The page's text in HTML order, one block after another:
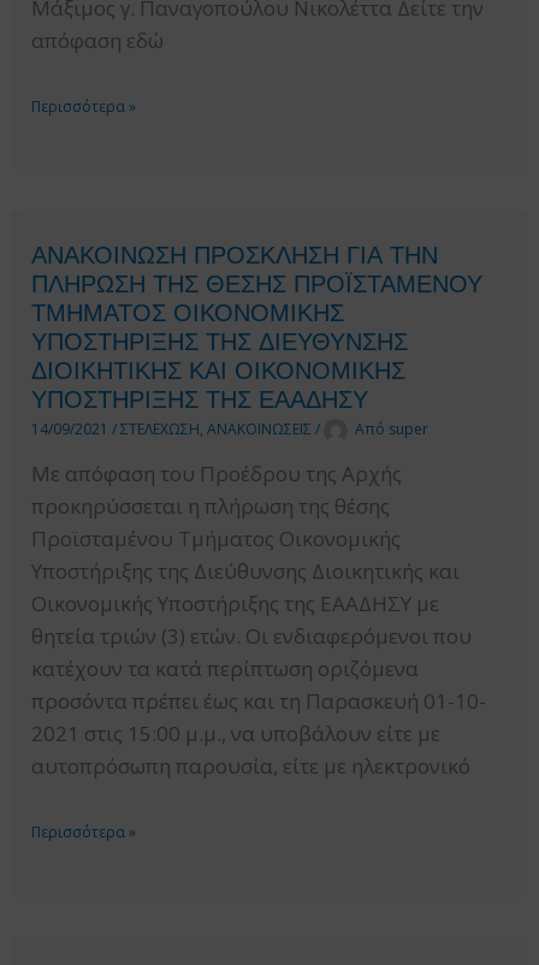
ΑΝΑΒΑΘΜΙΣΗ
ΛΙΜΕΝΙΚΩΝ
ΜΕΣΩ
ΣΥΜΠΡΑΞΕΩΝ
ΔΗΜΟΣΙΟΥ
ΚΑΙ
ΙΔΙΩΤΙΚΟΥ
ΤΟΜΕΑ
(ΣΔΙΤ)”
Μάξιμος γ. Παναγοπούλου Νικολέττα Δείτε την
απόφαση εδώ
ΕΓΚΡΙΣΗ
Ε.Α.Α.ΔΗ.ΣΥ.
Περισσότερα »
ΑΝΑΚΟΙΝΩΣΗ ΠΡΟΣΚΛΗΣΗ ΓΙΑ ΤΗΝ
ΠΛΗΡΩΣΗ ΤΗΣ ΘΕΣΗΣ ΠΡΟΪΣΤΑΜΕΝΟΥ
ΤΜΗΜΑΤΟΣ ΟΙΚΟΝΟΜΙΚΗΣ
ΥΠΟΣΤΗΡΙΞΗΣ ΤΗΣ ΔΙΕΥΘΥΝΣΗΣ
ΔΙΟΙΚΗΤΙΚΗΣ ΚΑΙ ΟΙΚΟΝΟΜΙΚΗΣ
ΥΠΟΣΤΗΡΙΞΗΣ ΤΗΣ ΕΑΑΔΗΣΥ
14/09/2021/ΣΤΕΛΕΧΩΣΗ,ΑΝΑΚΟΙΝΩΣΕΙΣ / Από super
Με απόφαση του Προέδρου της Αρχής
προκηρύσσεται η πλήρωση της θέσης
Προϊσταμένου Τμήματος Οικονομικής
Υποστήριξης της Διεύθυνσης Διοικητικής και
Οικονομικής Υποστήριξης της ΕΑΑΔΗΣΥ με
θητεία τριών (3) ετών. Οι ενδιαφερόμενοι που
κατέχουν τα κατά περίπτωση οριζόμενα
προσόντα πρέπει έως και τη Παρασκευή 01-10-
2021 στις 15:00 μ.μ., να υποβάλουν είτε με
αυτοπρόσωπη παρουσία, είτε με ηλεκτρονικό
ΑΝΑΚΟΙΝΩΣΗ
Περισσότερα »